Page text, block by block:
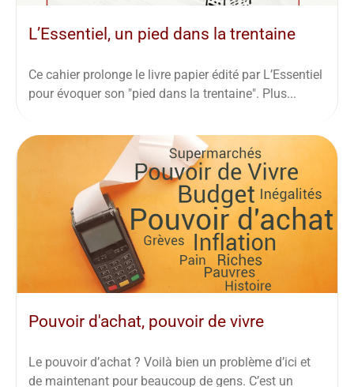
L’Essentiel, un pied dans la trentaine
Ce cahier prolonge le livre papier édité par L’Essentiel
pour évoquer son "pied dans la trentaine". Plus...
Pouvoir d'achat, pouvoir de vivre
Le pouvoir d’achat ? Voilà bien un problème d’ici et
de maintenant pour beaucoup de gens. C’est un